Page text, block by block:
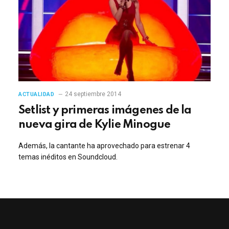
ACTUALIDAD 24 septiembre 2014
Setlist y primeras imágenes de la
nueva gira de Kylie Minogue
Además, la cantante ha aprovechado para estrenar 4
temas inéditos en Soundcloud.